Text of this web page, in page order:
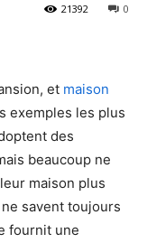
0
21392
et maison
exemples les plus
des
beaucoup ne
maison plus
savent toujours
fournit une